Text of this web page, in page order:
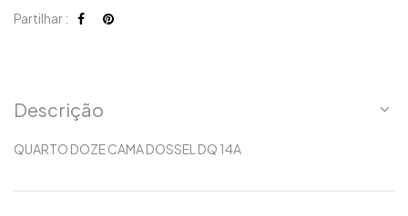
Partilhar :
Descrição
QUARTO DOZE CAMA DOSSEL DQ 14A